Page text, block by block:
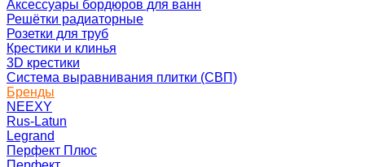
Аксессуары бордюров для ванн
Решётки радиаторные
Розетки для труб
Крестики и клинья
3D крестики
Система выравнивания плитки (СВП)
Бренды
NEEXY
Rus-Latun
Legrand
Перфект Плюс